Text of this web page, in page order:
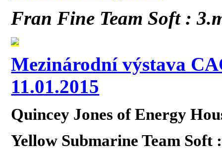
Fran Fine Team Soft :
Mezinárodní výstava
11.01.2015
Quincey Jones of Energy
Yellow Submarine Team